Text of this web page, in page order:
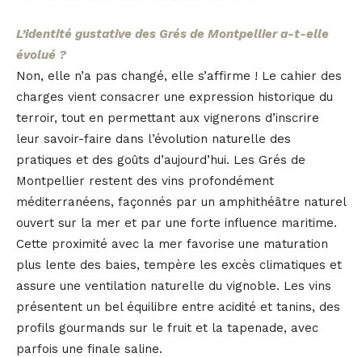
L’identité gustative des Grés de Montpellier a-t-elle
évolué ?
Non, elle n’a pas changé, elle s’affirme ! Le cahier des
charges vient consacrer une expression historique du
terroir, tout en permettant aux vignerons d’inscrire
leur savoir-faire dans l’évolution naturelle des
pratiques et des goûts d’aujourd’hui. Les Grés de
Montpellier restent des vins profondément
méditerranéens, façonnés par un amphithéâtre naturel
ouvert sur la mer et par une forte influence maritime.
Cette proximité avec la mer favorise une maturation
plus lente des baies, tempère les excès climatiques et
assure une ventilation naturelle du vignoble. Les vins
présentent un bel équilibre entre acidité et tanins, des
profils gourmands sur le fruit et la tapenade, avec
parfois une finale saline.